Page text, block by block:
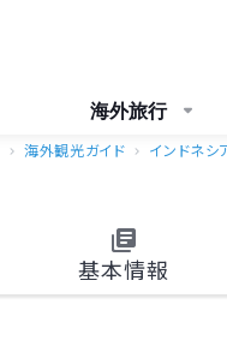
海外旅行
海外観光ガイド インドネシ
基本情報